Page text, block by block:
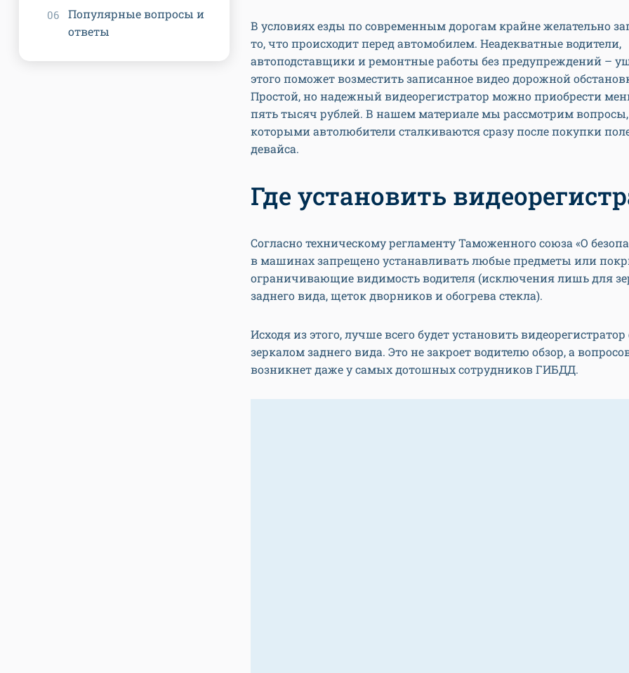
В условиях езды по современным дорогам крайне желательно
то, что происходит перед автомобилем. Неадекватные водители,
автоподставщики и ремонтные работы без предупреждений –
этого поможет возместить записанное видео дорожной
Простой, но надежный видеорегистратор можно приобрести
пять тысяч рублей. В нашем материале мы рассмотрим вопросы,
которыми автолюбители сталкиваются сразу после покупки
девайса.
Где установить
Согласно техническому регламенту Таможенного союза «О
в машинах запрещено устанавливать любые предметы или
ограничивающие видимость водителя (исключения лишь для
заднего вида, щеток дворников и обогрева стекла).
Исходя из этого, лучше всего будет установить видеорегистратор
зеркалом заднего вида. Это не закроет водителю обзор, а
возникнет даже у самых дотошных сотрудников ГИБДД.
Популярные вопросы и
ответы